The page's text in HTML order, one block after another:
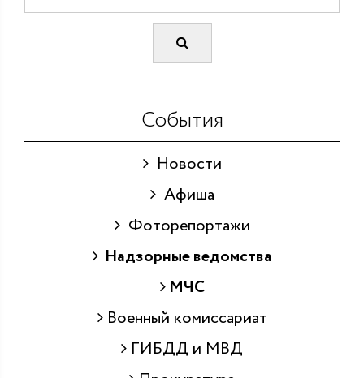
События
Новости
Афиша
Фоторепортажи
Надзорные ведомства
МЧС
Военный комиссариат
ГИБДД и МВД